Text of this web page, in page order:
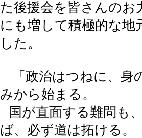
た後援会を皆さんの
にも増して積極的な
した。
「政治はつねに、
みから 始まる。
国が直面する難問も
ば、必ず道は拓ける。